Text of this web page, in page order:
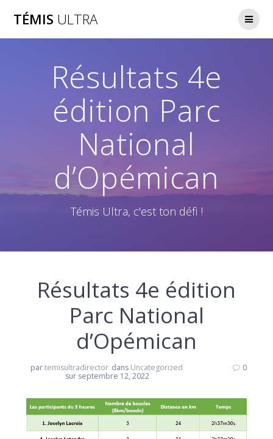
TÉMIS ULTRA
Résultats 4e
édition Parc
National
d’Opémican
Témis Ultra, c'est ton défi !
Résultats 4e édition
Parc National
d’Opémican
partemisultradirector dans Uncategorized
sur septembre 12, 2022
0